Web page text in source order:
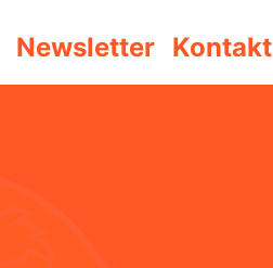
Newsletter Kontakt